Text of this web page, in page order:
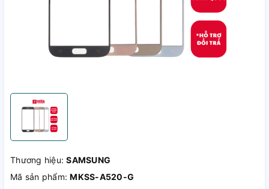
Thương hiệu:SAMSUNG
Mã sản phẩm:MKSS-A520-G